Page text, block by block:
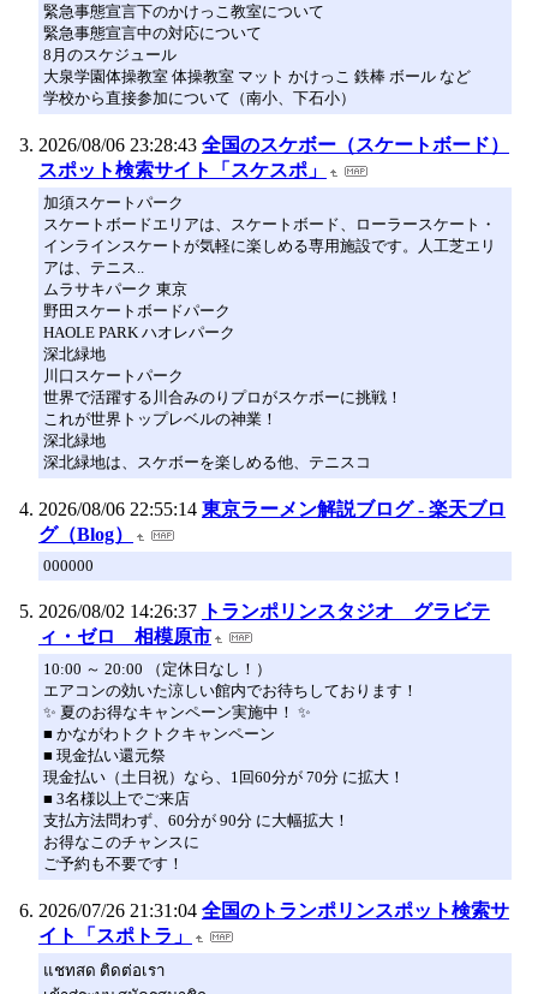
緊急事態宣言下のかけっこ教室について
緊急事態宣言中の対応について
8月のスケジュール
大泉学園体操教室 体操教室 マット かけっこ 鉄棒 ボール など
学校から直接参加について（南小、下石小）
2026/08/06 23:28:43 全国のスケボー（スケートボード）
スポット検索サイト「スケスポ」
加須スケートパーク
スケートボードエリアは、スケートボード、ローラースケート・
インラインスケートが気軽に楽しめる専用施設です。人工芝エリ
アは、テニス..
ムラサキパーク 東京
野田スケートボードパーク
HAOLE PARK ハオレパーク
深北緑地
川口スケートパーク
世界で活躍する川合みのりプロがスケボーに挑戦！
これが世界トップレベルの神業！
深北緑地
深北緑地は、スケボーを楽しめる他、テニスコ
2026/08/06 22:55:14 東京ラーメン解説ブログ - 楽天ブロ
グ（Blog）
000000
2026/08/02 14:26:37
トランポリンスタジオ グラビテ
ィ・ゼロ 相模原市
10:00 ～ 20:00 （定休日なし！）
エアコンの効いた涼しい館内でお待ちしております！
✨ 夏のお得なキャンペーン実施中！ ✨
■ かながわトクトクキャンペーン
■ 現金払い還元祭
現金払い（土日祝）なら、1回60分が 70分 に拡大！
■ 3名様以上でご来店
支払方法問わず、60分が 90分 に大幅拡大！
お得なこのチャンスに
ご予約も不要です！
2026/07/26 21:31:04 全国のトランポリンスポット検索サ
イト「スポトラ」
แชทสด ติดต่อเรา